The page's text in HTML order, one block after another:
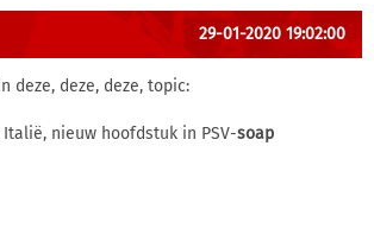
29-01-2020 19:02:00
deze, deze, deze, topic:
nieuw hoofdstuk in PSV-soap